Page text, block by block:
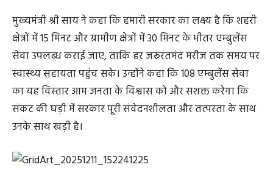
मुख्यमंत्री श्री साय ने कहा कि हमारी सरकार का लक्ष्य है कि शहरी
क्षेत्रों में 15 मिनट और ग्रामीण क्षेत्रों में 30 मिनट के भीतर एम्बुलेंस
सेवा उपलब्ध कराई जाए, ताकि हर जरूरतमंद मरीज तक समय पर
स्वास्थ्य सहायता पहुंच सके। उन्होंने कहा कि 108 एम्बुलेंस सेवा
का यह विस्तार आम जनता के विश्वास को और सशक्त करेगा कि
संकट की घड़ी में सरकार पूरी संवेदनशीलता और तत्परता के साथ
उनके साथ खड़ी है।